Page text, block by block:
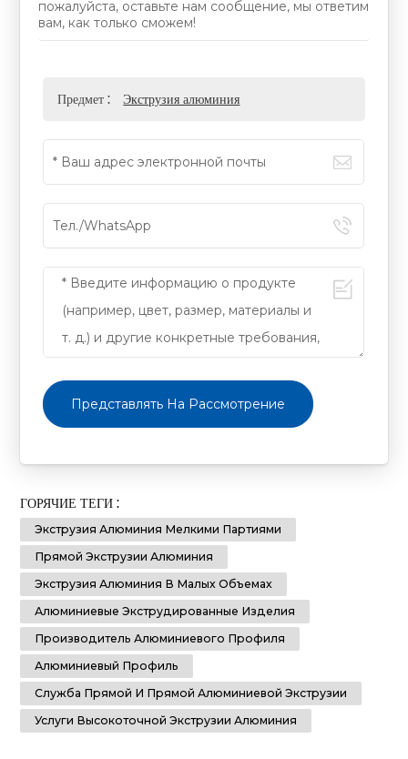
пожалуйста, оставьте нам сообщение, мы ответим
вам, как только сможем!
Предмет : Экструзия алюминия
Представлять На Рассмотрение
ГОРЯЧИЕ ТЕГИ :
Экструзия Алюминия Мелкими Партиями
Прямой Экструзии Алюминия
Экструзия Алюминия В Малых Объемах
Алюминиевые Экструдированные Изделия
Производитель Алюминиевого Профиля
Алюминиевый Профиль
Служба Прямой И Прямой Алюминиевой Экструзии
Услуги Высокоточной Экструзии Алюминия